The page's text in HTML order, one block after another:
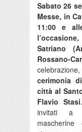
Sabato 26
Messe, in
11:00 e
Satriano
Rossano-
cerimonia
città al
Flavio Stasi
invitati a